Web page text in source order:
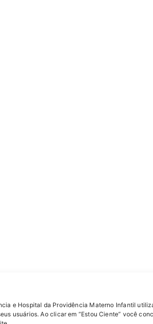
e Hospital da Providência Materno Infantil
usuários. Ao clicar em “Estou Ciente” você